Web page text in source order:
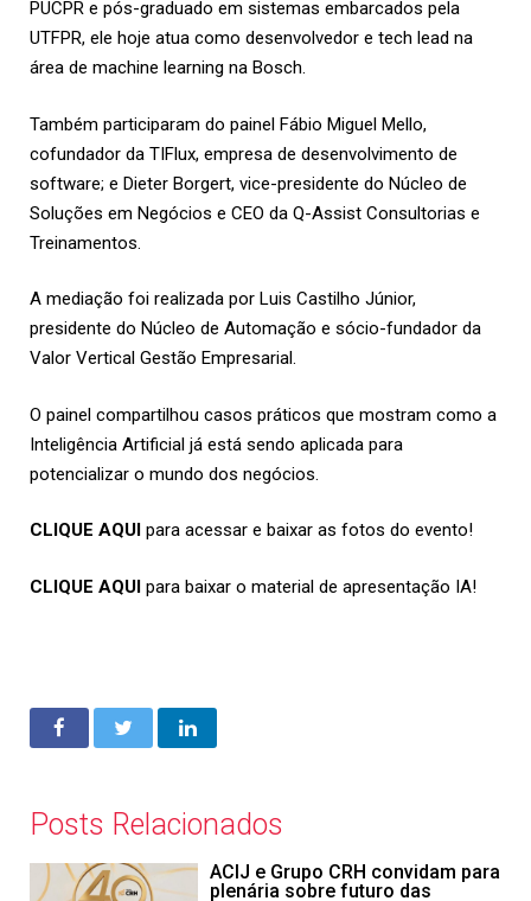
PUCPR e pós-graduado em sistemas embarcados pela
UTFPR, ele hoje atua como desenvolvedor e tech lead na
área de machine learning na Bosch.
Também participaram do painel Fábio Miguel Mello,
cofundador da TIFlux, empresa de desenvolvimento de
software; e Dieter Borgert, vice-presidente do Núcleo de
Soluções em Negócios e CEO da Q-Assist Consultorias e
Treinamentos.
A mediação foi realizada por Luis Castilho Júnior,
presidente do Núcleo de Automação e sócio-fundador da
Valor Vertical Gestão Empresarial.
O painel compartilhou casos práticos que mostram como a
Inteligência Artificial já está sendo aplicada para
potencializar o mundo dos negócios.
CLIQUE AQUI para acessar e baixar as fotos do evento!
CLIQUE AQUI para baixar o material de apresentação IA!
Posts Relacionados
ACIJ e Grupo CRH convidam para
plenária sobre futuro das